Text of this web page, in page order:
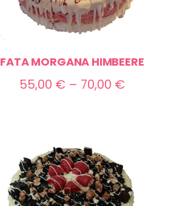
FATA MORGANA HIMBEERE
55,00 € – 70,00 €Preisspanne: